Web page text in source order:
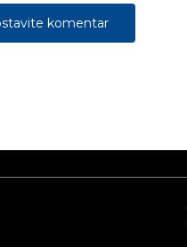
komentar